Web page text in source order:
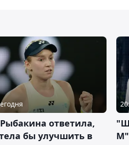
ответила,
бы улучшить в
М"